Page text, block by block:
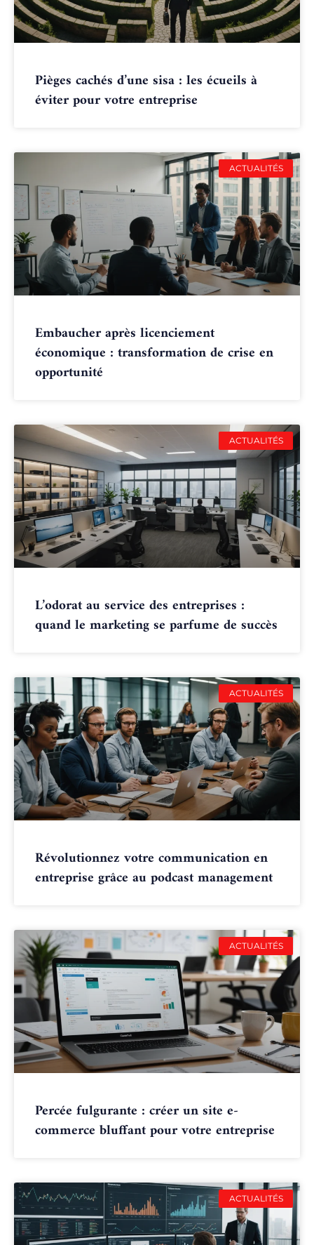
Pièges cachés d’une sisa : les écueils à
éviter pour votre entreprise
ACTUALITÉS
Embaucher après licenciement
économique : transformation de crise en
opportunité
ACTUALITÉS
L’odorat au service des entreprises :
quand le marketing se parfume de succès
ACTUALITÉS
Révolutionnez votre communication en
entreprise grâce au podcast management
ACTUALITÉS
Percée fulgurante : créer un site e-
commerce bluffant pour votre entreprise
ACTUALITÉS